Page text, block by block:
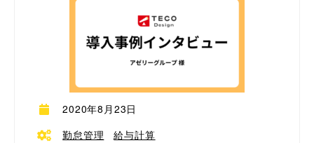
2020年8月23日
勤怠管理
給与計算